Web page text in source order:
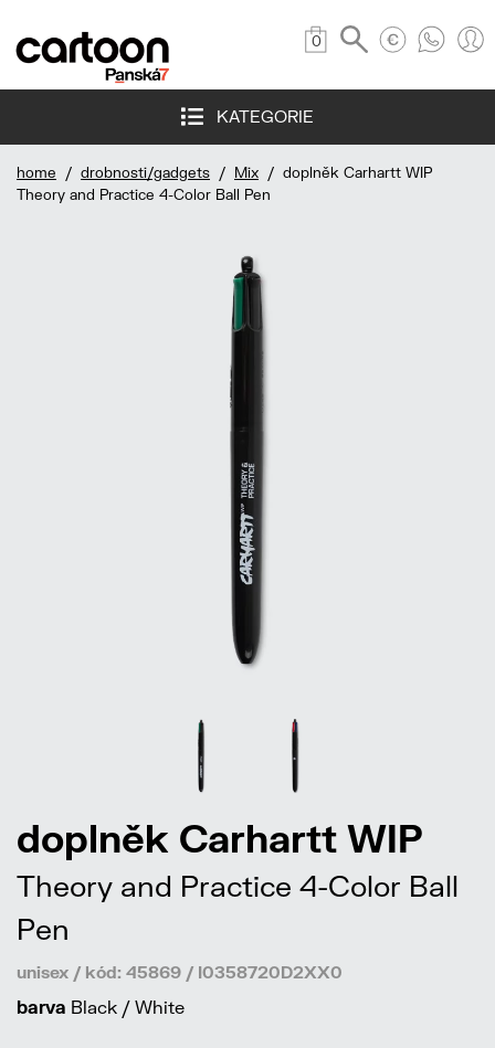
0
KATEGORIE
home / drobnosti/gadgets / Mix / doplněk Carhartt WIP
Theory and Practice 4-Color Ball Pen
doplněk Carhartt WIP
Theory and Practice 4-Color Ball
Pen
unisex / kód: 45869 / I0358720D2XX0
barva Black / White